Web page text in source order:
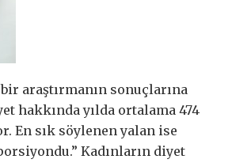
araştırmanın sonuçlarına
hakkında yılda ortalama 474
En sık söylenen yalan ise
Kadınların diyet